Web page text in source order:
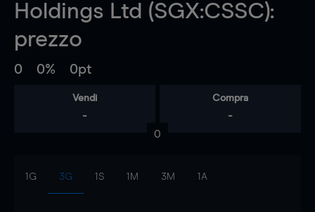
Holdings Ltd (SGX:CSSC):
prezzo
0 0% 0pt
Vendi
-
Compra
-
0
1G 3G 1S 1M 3M 1A